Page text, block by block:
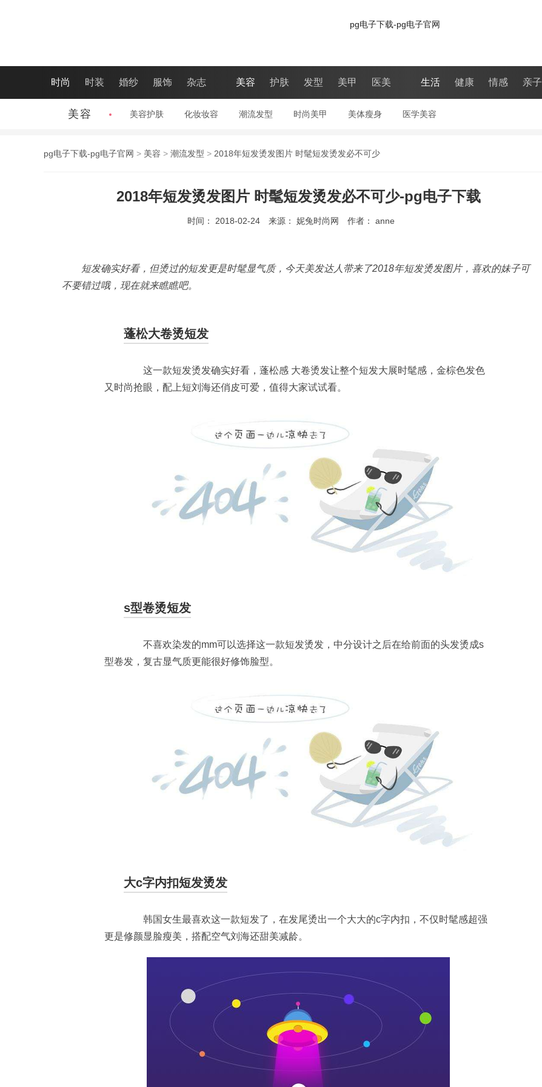
pg电子下载-pg电子官网
时尚 时装 婚纱 服饰 杂志 美容 护肤 发型 美甲 医美 生活 健康 情感 亲子
美容 美容护肤 化妆妆容 潮流发型 时尚美甲 美体瘦身 医学美容
pg电子下载-pg电子官网 > 美容 > 潮流发型 > 2018年短发烫发图片 时髦短发烫发必不可少
2018年短发烫发图片 时髦短发烫发必不可少-pg电子下载
时间： 2018-02-24 来源： 妮兔时尚网 作者： anne
短发确实好看，但烫过的短发更是时髦显气质，今天美发达人带来了2018年短发烫发图片，喜欢的妹子可
不要错过哦，现在就来瞧瞧吧。
蓬松大卷烫短发
这一款短发烫发确实好看，蓬松感 大卷烫发让整个短发大展时髦感，金棕色发色
又时尚抢眼，配上短刘海还俏皮可爱，值得大家试试看。
s型卷烫短发
不喜欢染发的mm可以选择这一款短发烫发，中分设计之后在给前面的头发烫成s
型卷发，复古显气质更能很好修饰脸型。
大c字内扣短发烫发
韩国女生最喜欢这一款短发了，在发尾烫出一个大大的c字内扣，不仅时髦感超强
更是修颜显脸瘦美，搭配空气刘海还甜美减龄。